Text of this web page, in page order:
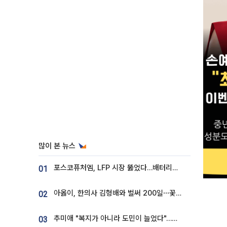
많이 본 뉴스
01 포스코퓨처엠, LFP 시장 뚫었다…배터리사와 대규모 장기 공급 합의
02 아옳이, 한의사 김형배와 벌써 200일⋯꽃다발 들고 "프러포즈 아냐"
03 추미애 "복지가 아니라 도민이 늘었다"…재정난 책임론 정면돌파